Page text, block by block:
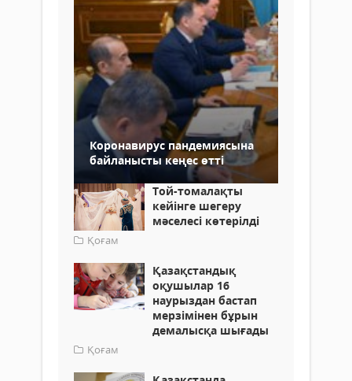
Коронавирус пандемиясына
байланысты кеңес өтті
Той-томалақты
кейінге шегеру
мәселесі көтерілді
Қоғам
Қазақстандық
оқушылар 16
наурыздан бастап
мерзімінен бұрын
демалысқа шығады
Қоғам